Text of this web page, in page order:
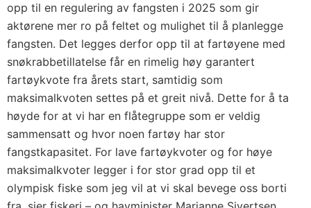
opp til en regulering av fangsten i 2025 som gir
aktørene mer ro på feltet og mulighet til å planlegge
fangsten. Det legges derfor opp til at fartøyene med
snøkrabbetillatelse får en rimelig høy garantert
fartøykvote fra årets start, samtidig som
maksimalkvoten settes på et greit nivå. Dette for å ta
høyde for at vi har en flåtegruppe som er veldig
sammensatt og hvor noen fartøy har stor
fangstkapasitet. For lave fartøykvoter og for høye
maksimalkvoter legger i for stor grad opp til et
olympisk fiske som jeg vil at vi skal bevege oss borti